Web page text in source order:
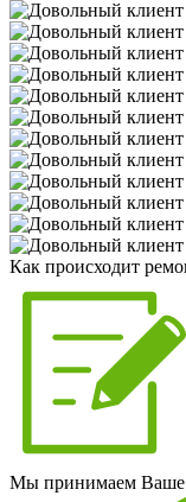
Как происходит
Мы принимаем Ваше